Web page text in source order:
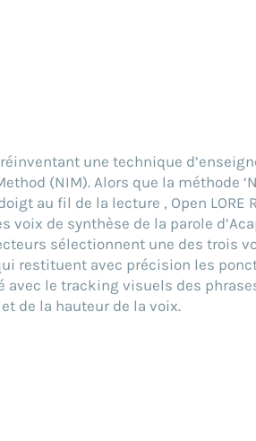
réinventant une technique
(NIM). Alors que la méthode
au fil de la lecture , Open LORE
de synthèse de la parole
sélectionnent une des trois
restituent avec précision les
avec le tracking visuels des
de la hauteur de la voix.